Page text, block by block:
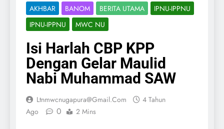
AKHBAR BANOM BERITA UTAMA
IPNU-IPPNU
IPNU-IPPNU
MWC NU
Isi Harlah CBP KPP
Dengan Gelar Maulid
Nabi Muhammad SAW
Ltnmwcnugapura@gmail.com
4 Tahun
Ago
0 2 Mins